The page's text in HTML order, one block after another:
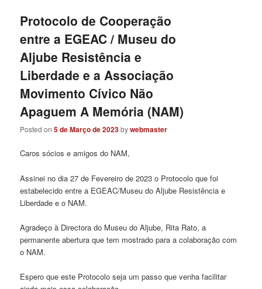
Protocolo de Cooperação
entre a EGEAC / Museu do
Aljube Resistência e
Liberdade e a Associação
Movimento Cívico Não
Apaguem A Memória (NAM)
Posted on5 de Março de 2023bywebmaster
Caros sócios e amigos do NAM,
Assinei no dia 27 de Fevereiro de 2023 o Protocolo que foi
estabelecido entre a EGEAC/Museu do Aljube Resistência e
Liberdade e o NAM.
Agradeço à Directora do Museu do Aljube, Rita Rato, a
permanente abertura que tem mostrado para a colaboração com
o NAM.
Espero que este Protocolo seja um passo que venha facilitar